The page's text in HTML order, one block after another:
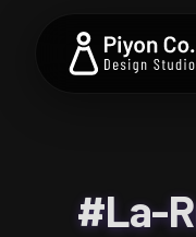
#La-